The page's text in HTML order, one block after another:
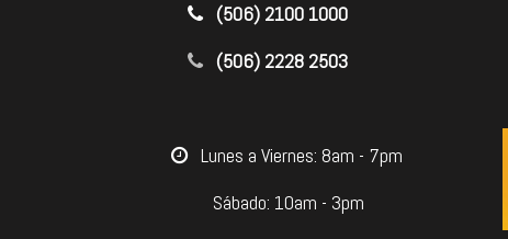
​(506) 2100 1000
(506) 2228 2503
​Lunes a Viernes: 8am - 7pm
Sábado: 10am - 3pm